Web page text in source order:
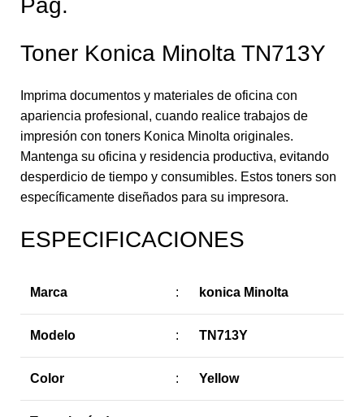
Pag.
Toner Konica Minolta TN713Y
Imprima documentos y materiales de oficina con
apariencia profesional, cuando realice trabajos de
impresión con toners Konica Minolta originales.
Mantenga su oficina y residencia productiva, evitando
desperdicio de tiempo y consumibles. Estos toners son
específicamente diseñados para su impresora.
ESPECIFICACIONES
Marca : konica Minolta
Modelo : TN713Y
Color : Yellow